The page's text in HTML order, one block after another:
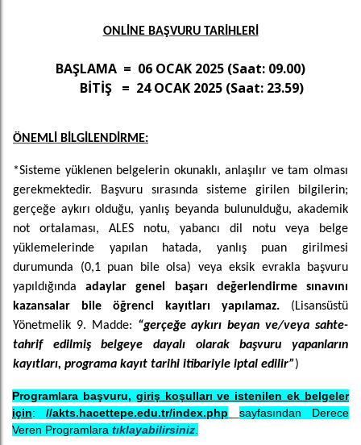
ONLİNE BAŞVURU TARİHLERİ
BAŞLAMA = 06 OCAK 2025 (Saat: 09.00)
BİTİŞ = 24 OCAK 2025 (Saat: 23.59)
ÖNEMLİ BİLGİLENDİRME:
*Sisteme yüklenen belgelerin okunaklı, anlaşılır ve tam olması
gerekmektedir. Başvuru sırasında sisteme girilen bilgilerin;
gerçeğe aykırı olduğu, yanlış beyanda bulunulduğu, akademik
not ortalaması, ALES notu, yabancı dil notu veya belge
yüklemelerinde yapılan hatada, yanlış puan girilmesi
durumunda (0,1 puan bile olsa) veya eksik evrakla başvuru
yapıldığındaadaylar genel başarı değerlendirme sınavını
kazansalar bile öğrenci kayıtları yapılamaz. (Lisansüstü
Yönetmelik 9. Madde: “gerçeğe aykırı beyan ve/veya sahte-
tahrif edilmiş belgeye dayalı olarak başvuru yapanların
kayıtları, programa kayıt tarihi itibariyle iptal edilir”)
Programlara başvuru, giriş koşulları ve istenilen ek belgeler
için://akts.hacettepe.edu.tr/index.php
sayfasından Derece
Veren Programlara tıklayabilirsiniz